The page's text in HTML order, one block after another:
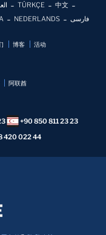
TÜRKÇE
中文
NEDERLANDS فارسی
博客 活动
阿联酋
+90 850 811 23 23
420 022 44